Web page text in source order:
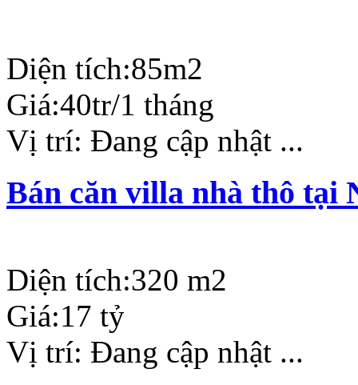
Diện tích:85m2
Giá:40tr/1 tháng
Vị trí: Đang cập nhật ...
Bán căn villa nhà thô tại
Diện tích:320 m2
Giá:17 tỷ
Vị trí: Đang cập nhật ...